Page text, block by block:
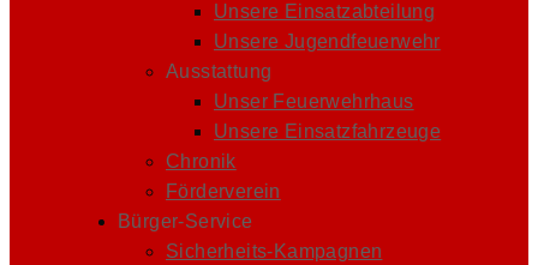
Unsere Einsatzabteilung
Unsere Jugendfeuerwehr
Ausstattung
Unser Feuerwehrhaus
Unsere Einsatzfahrzeuge
Chronik
Förderverein
Bürger-Service
Sicherheits-Kampagnen